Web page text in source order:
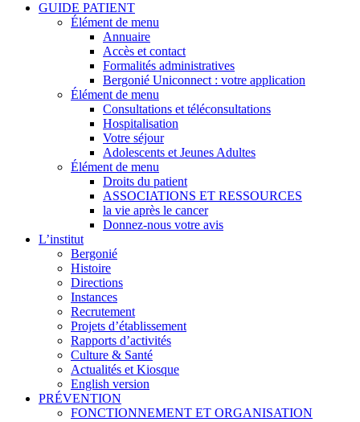
GUIDE PATIENT
Élément de menu
Annuaire
Accès et contact
Formalités administratives
Bergonié Uniconnect : votre application
Élément de menu
Consultations et téléconsultations
Hospitalisation
Votre séjour
Adolescents et Jeunes Adultes
Élément de menu
Droits du patient
ASSOCIATIONS ET RESSOURCES
la vie après le cancer
Donnez-nous votre avis
L’institut
Bergonié
Histoire
Directions
Instances
Recrutement
Projets d’établissement
Rapports d’activités
Culture & Santé
Actualités et Kiosque
English version
PRÉVENTION
FONCTIONNEMENT ET ORGANISATION